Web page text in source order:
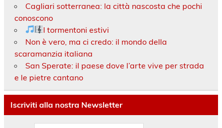
Cagliari sotterranea: la città nascosta che pochi
conoscono
I tormentoni estivi
Non è vero, ma ci credo: il mondo della
scaramanzia italiana
San Sperate: il paese dove l’arte vive per strada
e le pietre cantano
Iscriviti alla nostra Newsletter